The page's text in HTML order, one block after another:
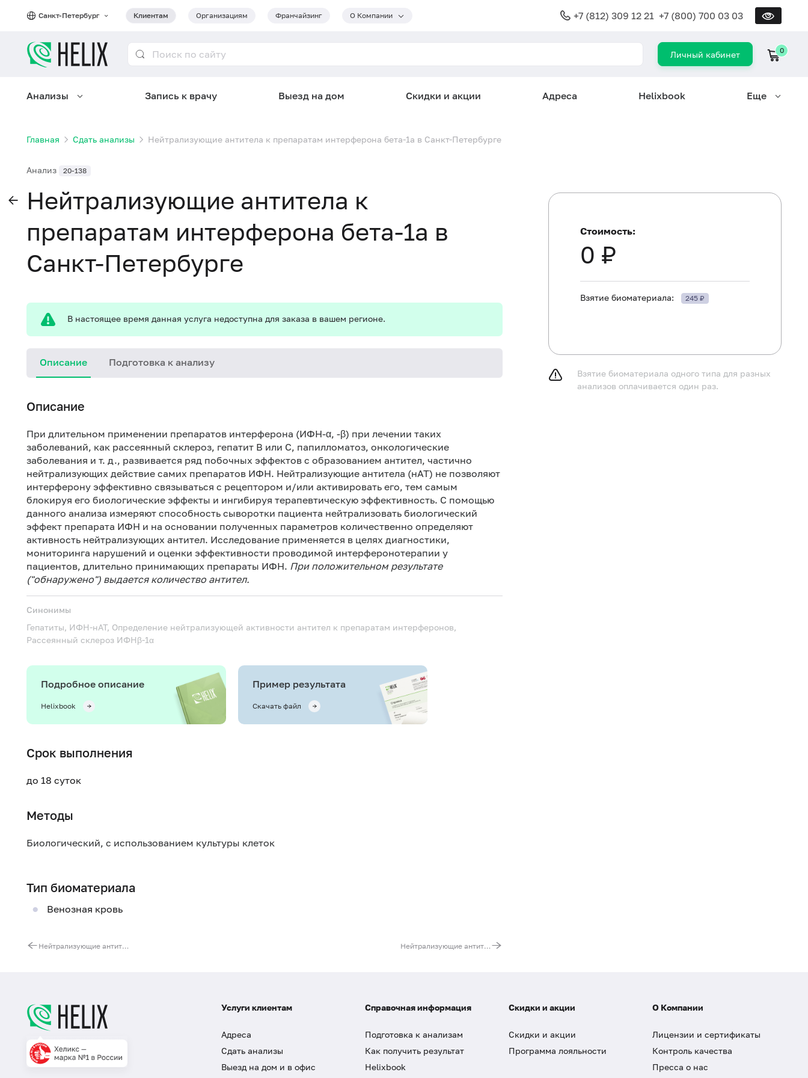
Санкт-Петербург Клиентам Организациям Франчайзинг О Компании +7 (812) 309 12 21 +7 (800) 700 03 03
Личный кабинет 0
Анализы Запись к врачу Выезд на дом Скидки и акции Адреса Helixbook Еще
Главная Сдать анализы Нейтрализующие антитела к препаратам интерферона бета-1a в Санкт-Петербурге
Анализ 20-138
Нейтрализующие антитела к
препаратам интерферона бета-1a в
Санкт-Петербурге
В настоящее время данная услуга недоступна для заказа в вашем регионе.
Описание Подготовка к анализу
Описание
При длительном применении препаратов интерферона (ИФН-α, -β) при лечении таких
заболеваний, как рассеянный склероз, гепатит В или С, папилломатоз, онкологические
заболевания и т. д., развивается ряд побочных эффектов с образованием антител, частично
нейтрализующих действие самих препаратов ИФН. Нейтрализующие антитела (нАТ) не позволяют
интерферону эффективно связываться с рецептором и/или активировать его, тем самым
блокируя его биологические эффекты и ингибируя терапевтическую эффективность. С помощью
данного анализа измеряют способность сыворотки пациента нейтрализовать биологический
эффект препарата ИФН и на основании полученных параметров количественно определяют
активность нейтрализующих антител. Исследование применяется в целях диагностики,
мониторинга нарушений и оценки эффективности проводимой интерферонотерапии у
пациентов, длительно принимающих препараты ИФН. При положительном результате
("обнаружено") выдается количество антител.
Синонимы
Гепатиты, ИФН-нАТ, Определение нейтрализующей активности антител к препаратам интерферонов,
Рассеянный склероз ИФНβ-1α
Подробное описание
Helixbook
Пример результата
Скачать файл
Срок выполнения
до 18 суток
Методы
Биологический, с использованием культуры клеток
Тип биоматериала
Венозная кровь
Нейтрализующие антитела к препаратам интерферона-гамма Нейтрализующие антитела к препаратам интерферона бета-1b
Стоимость:
0 ₽
Взятие биоматериала: 245 ₽
Взятие биоматериала одного типа для разных
анализов оплачивается один раз.
Услуги клиентам
Адреса
Сдать анализы
Выезд на дом и в офис
Справочная информация
Подготовка к анализам
Как получить результат
Helixbook
Скидки и акции
Скидки и акции
Программа лояльности
О Компании
Лицензии и сертификаты
Контроль качества
Пресса о нас